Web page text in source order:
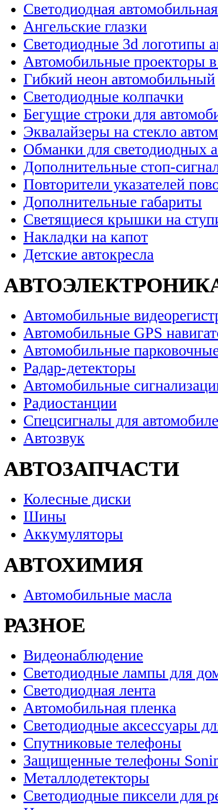
Светодиодная
Ангельские глазки
Светодиодные 3d логотипы
Автомобильные проекторы
Гибкий неон автомобильный
Светодиодные колпачки
Бегущие строки для
Эквалайзеры на стекло
Обманки для светодиодных
Дополнительные стоп-
Повторители указателей
Дополнительные габариты
Светящиеся крышки на
Накладки на капот
Детские автокресла
Автомобильные
Автомобильные GPS
Автомобильные
Радар-детекторы
Автомобильные
Радиостанции
Спецсигналы для
Автозвук
АВТОЗАПЧАСТИ
Колесные диски
Шины
Аккумуляторы
АВТОХИМИЯ
Автомобильные масла
РАЗНОЕ
Видеонаблюдение
Светодиодные лампы для
Светодиодная лента
Автомобильная пленка
Светодиодные аксессуары
Спутниковые телефоны
Защищенные телефоны
Металлодетекторы
Светодиодные пиксели для